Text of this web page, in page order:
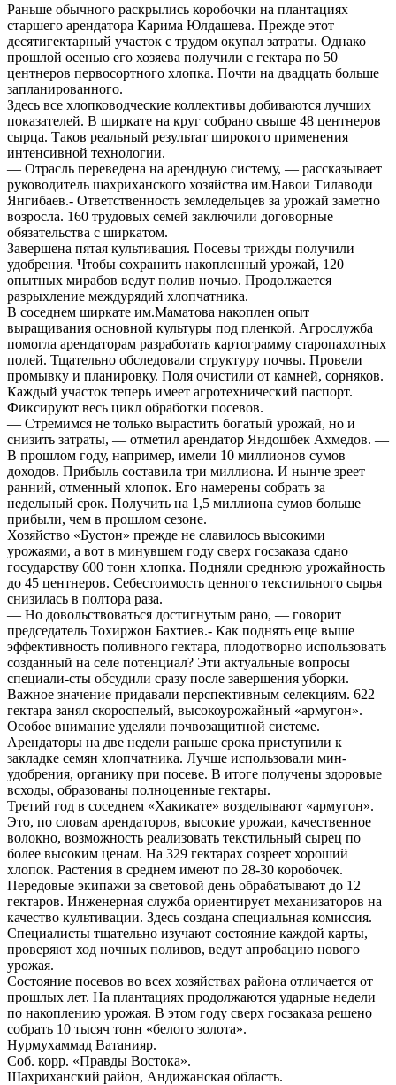
Раньше обычного раскрылись коробочки на плантациях
старшего арендатора Карима Юлдашева. Прежде этот
десятигектарный участок с трудом окупал затраты. Однако
прошлой осенью его хозяева получили с гектара по 50
центнеров первосортного хлопка. Почти на двадцать больше
запланированного.
Здесь все хлопководческие коллективы добиваются лучших
показателей. В ширкате на круг собрано свыше 48 центнеров
сырца. Таков реальный результат широкого применения
интенсивной технологии.
— Отрасль переведена на арендную систему, — рассказывает
руководитель шахриханского хозяйства им.Навои Тилаводи
Янгибаев.- Ответственность земледельцев за урожай заметно
возросла. 160 трудовых семей заключили договорные
обязательства с ширкатом.
Завершена пятая культивация. Посевы трижды получили
удобрения. Чтобы сохранить накопленный урожай, 120
опытных мирабов ведут полив ночью. Продолжается
разрыхление междурядий хлопчатника.
В соседнем ширкате им.Маматова накоплен опыт
выращивания основной культуры под пленкой. Агрослужба
помогла арендаторам разработать картограмму старопахотных
полей. Тщательно обследовали структуру почвы. Провели
промывку и планировку. Поля очистили от камней, сорняков.
Каждый участок теперь имеет агротехнический паспорт.
Фиксируют весь цикл обработки посевов.
— Стремимся не только вырастить богатый урожай, но и
снизить затраты, — отметил арендатор Яндошбек Ахмедов. —
В прошлом году, например, имели 10 миллионов сумов
доходов. Прибыль составила три миллиона. И нынче зреет
ранний, отменный хлопок. Его намерены собрать за
недельный срок. Получить на 1,5 миллиона сумов больше
прибыли, чем в прошлом сезоне.
Хозяйство «Бустон» прежде не славилось высокими
урожаями, а вот в минувшем году сверх госзаказа сдано
государству 600 тонн хлопка. Подняли среднюю урожайность
до 45 центнеров. Себестоимость ценного текстильного сырья
снизилась в полтора раза.
— Но довольствоваться достигнутым рано, — говорит
председатель Тохиржон Бахтиев.- Как поднять еще выше
эффективность поливного гектара, плодотворно использовать
созданный на селе потенциал? Эти актуальные вопросы
специали-сты обсудили сразу после завершения уборки.
Важное значение придавали перспективным селекциям. 622
гектара занял скороспелый, высокоурожайный «армугон».
Особое внимание уделяли почвозащитной системе.
Арендаторы на две недели раньше срока приступили к
закладке семян хлопчатника. Лучше использовали мин-
удобрения, органику при посеве. В итоге получены здоровые
всходы, образованы полноценные гектары.
Третий год в соседнем «Хакикате» возделывают «армугон».
Это, по словам арендаторов, высокие урожаи, качественное
волокно, возможность реализовать текстильный сырец по
более высоким ценам. На 329 гектарах созреет хороший
хлопок. Растения в среднем имеют по 28-30 коробочек.
Передовые экипажи за световой день обрабатывают до 12
гектаров. Инженерная служба ориентирует механизаторов на
качество культивации. Здесь создана специальная комиссия.
Специалисты тщательно изучают состояние каждой карты,
проверяют ход ночных поливов, ведут апробацию нового
урожая.
Состояние посевов во всех хозяйствах района отличается от
прошлых лет. На плантациях продолжаются ударные недели
по накоплению урожая. В этом году сверх госзаказа решено
собрать 10 тысяч тонн «белого золота».
Нурмухаммад Ватанияр.
Соб. корр. «Правды Востока».
Шахриханский район, Андижанская область.